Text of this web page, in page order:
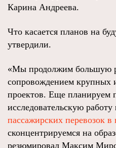
Карина Андреева.
Что касается планов на
утвердили.
«Мы продолжим большую
сопровождением крупных
проектов. Еще планируем
исследовательскую
пассажирских перевозок
сконцентрируемся на
резюмировал Максим